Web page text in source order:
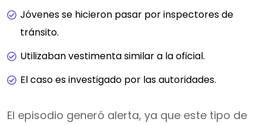
Jóvenes se hicieron pasar por inspectores de
tránsito.
Utilizaban vestimenta similar a la oficial.
El caso es investigado por las autoridades.
El episodio generó alerta, ya que este tipo de